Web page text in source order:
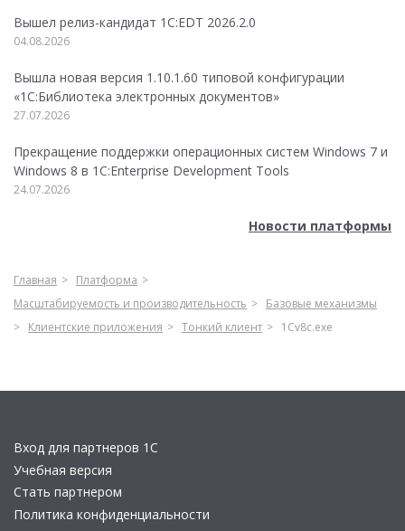
Вышел релиз-кандидат 1C:EDT 2026.2.0
04.08.2026
Вышла новая версия 1.10.1.60 типовой конфигурации
«1С:Библиотека электронных документов»
27.07.2026
Прекращение поддержки операционных систем Windows 7 и
Windows 8 в 1C:Enterprise Development Tools
24.07.2026
Новости платформы
Главная
Платформа
Масштабируемость и производительность
Базовые механизмы
Клиентские приложения
Тонкий клиент 1Cv8с.exe
Вход для партнеров 1С
Учебная версия
Стать партнером
Политика конфиденциальности